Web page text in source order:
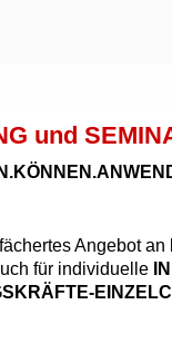
und
Angebot an
für individuelle